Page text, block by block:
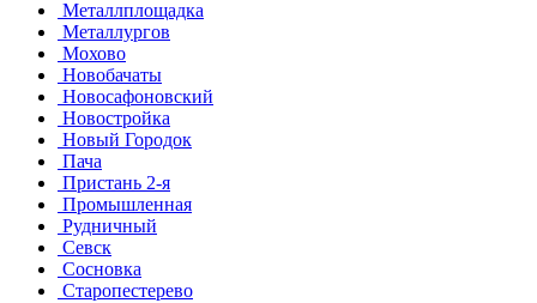
Металлплощадка
Металлургов
Мохово
Новобачаты
Новосафоновский
Новостройка
Новый Городок
Пача
Пристань 2-я
Промышленная
Рудничный
Севск
Сосновка
Старопестерево